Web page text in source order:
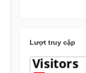
Lượt truy cập